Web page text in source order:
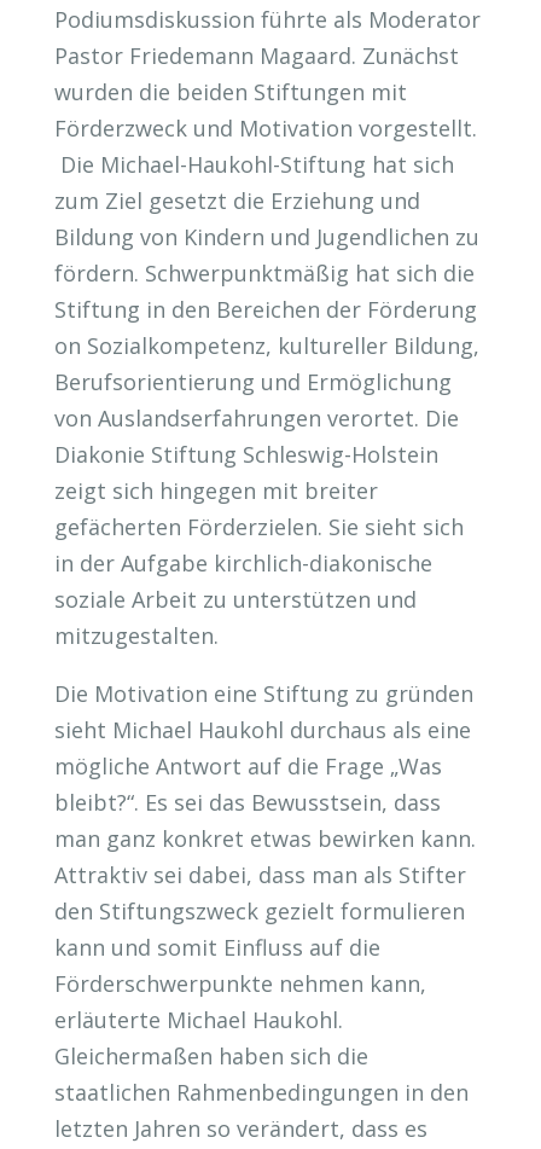
Podiumsdiskussion führte als Moderator
Pastor Friedemann Magaard. Zunächst
wurden die beiden Stiftungen mit
Förderzweck und Motivation vorgestellt.
Die Michael-Haukohl-Stiftung hat sich
zum Ziel gesetzt die Erziehung und
Bildung von Kindern und Jugendlichen zu
fördern. Schwerpunktmäßig hat sich die
Stiftung in den Bereichen der Förderung
on Sozialkompetenz, kultureller Bildung,
Berufsorientierung und Ermöglichung
von Auslandserfahrungen verortet. Die
Diakonie Stiftung Schleswig-Holstein
zeigt sich hingegen mit breiter
gefächerten Förderzielen. Sie sieht sich
in der Aufgabe kirchlich-diakonische
soziale Arbeit zu unterstützen und
mitzugestalten.
Die Motivation eine Stiftung zu gründen
sieht Michael Haukohl durchaus als eine
mögliche Antwort auf die Frage „Was
bleibt?“. Es sei das Bewusstsein, dass
man ganz konkret etwas bewirken kann.
Attraktiv sei dabei, dass man als Stifter
den Stiftungszweck gezielt formulieren
kann und somit Einfluss auf die
Förderschwerpunkte nehmen kann,
erläuterte Michael Haukohl.
Gleichermaßen haben sich die
staatlichen Rahmenbedingungen in den
letzten Jahren so verändert, dass es